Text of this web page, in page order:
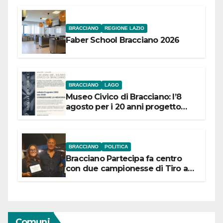
BRACCIANO REGIONE LAZIO
Faber School Bracciano 2026
BRACCIANO LAGO
Museo Civico di Bracciano: l’8
agosto per i 20 anni progetto
BRACCIANO POLITICA
Bracciano Partecipa fa centro
con due campionesse di Tiro a